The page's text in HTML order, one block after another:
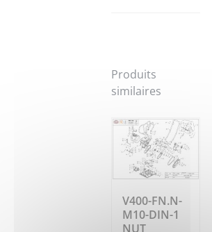
Produits
similaires
V400-FN.N-
M10-DIN-1
NUT